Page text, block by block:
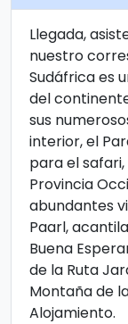
Llegada,
nuestro
Sudáfrica es
del
sus
interior, el
para el
Provincia
abundantes
Paarl,
Buena
de la Ruta
Montaña de
Alojamiento.